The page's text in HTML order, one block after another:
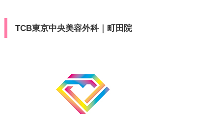
TCB東京中央美容外科｜町田院